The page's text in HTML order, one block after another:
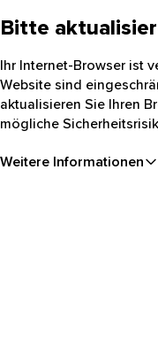
Bitte
Ihr Internet-Browser ist
Website sind
aktualisieren Sie Ihren
mögliche
Weitere Informationen